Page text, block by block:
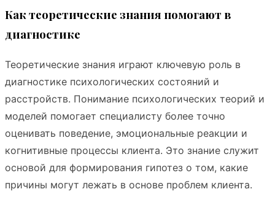
Как теоретические знания помогают в
диагностике
Теоретические знания играют ключевую роль в
диагностике психологических состояний и
расстройств. Понимание психологических теорий и
моделей помогает специалисту более точно
оценивать поведение, эмоциональные реакции и
когнитивные процессы клиента. Это знание служит
основой для формирования гипотез о том, какие
причины могут лежать в основе проблем клиента.